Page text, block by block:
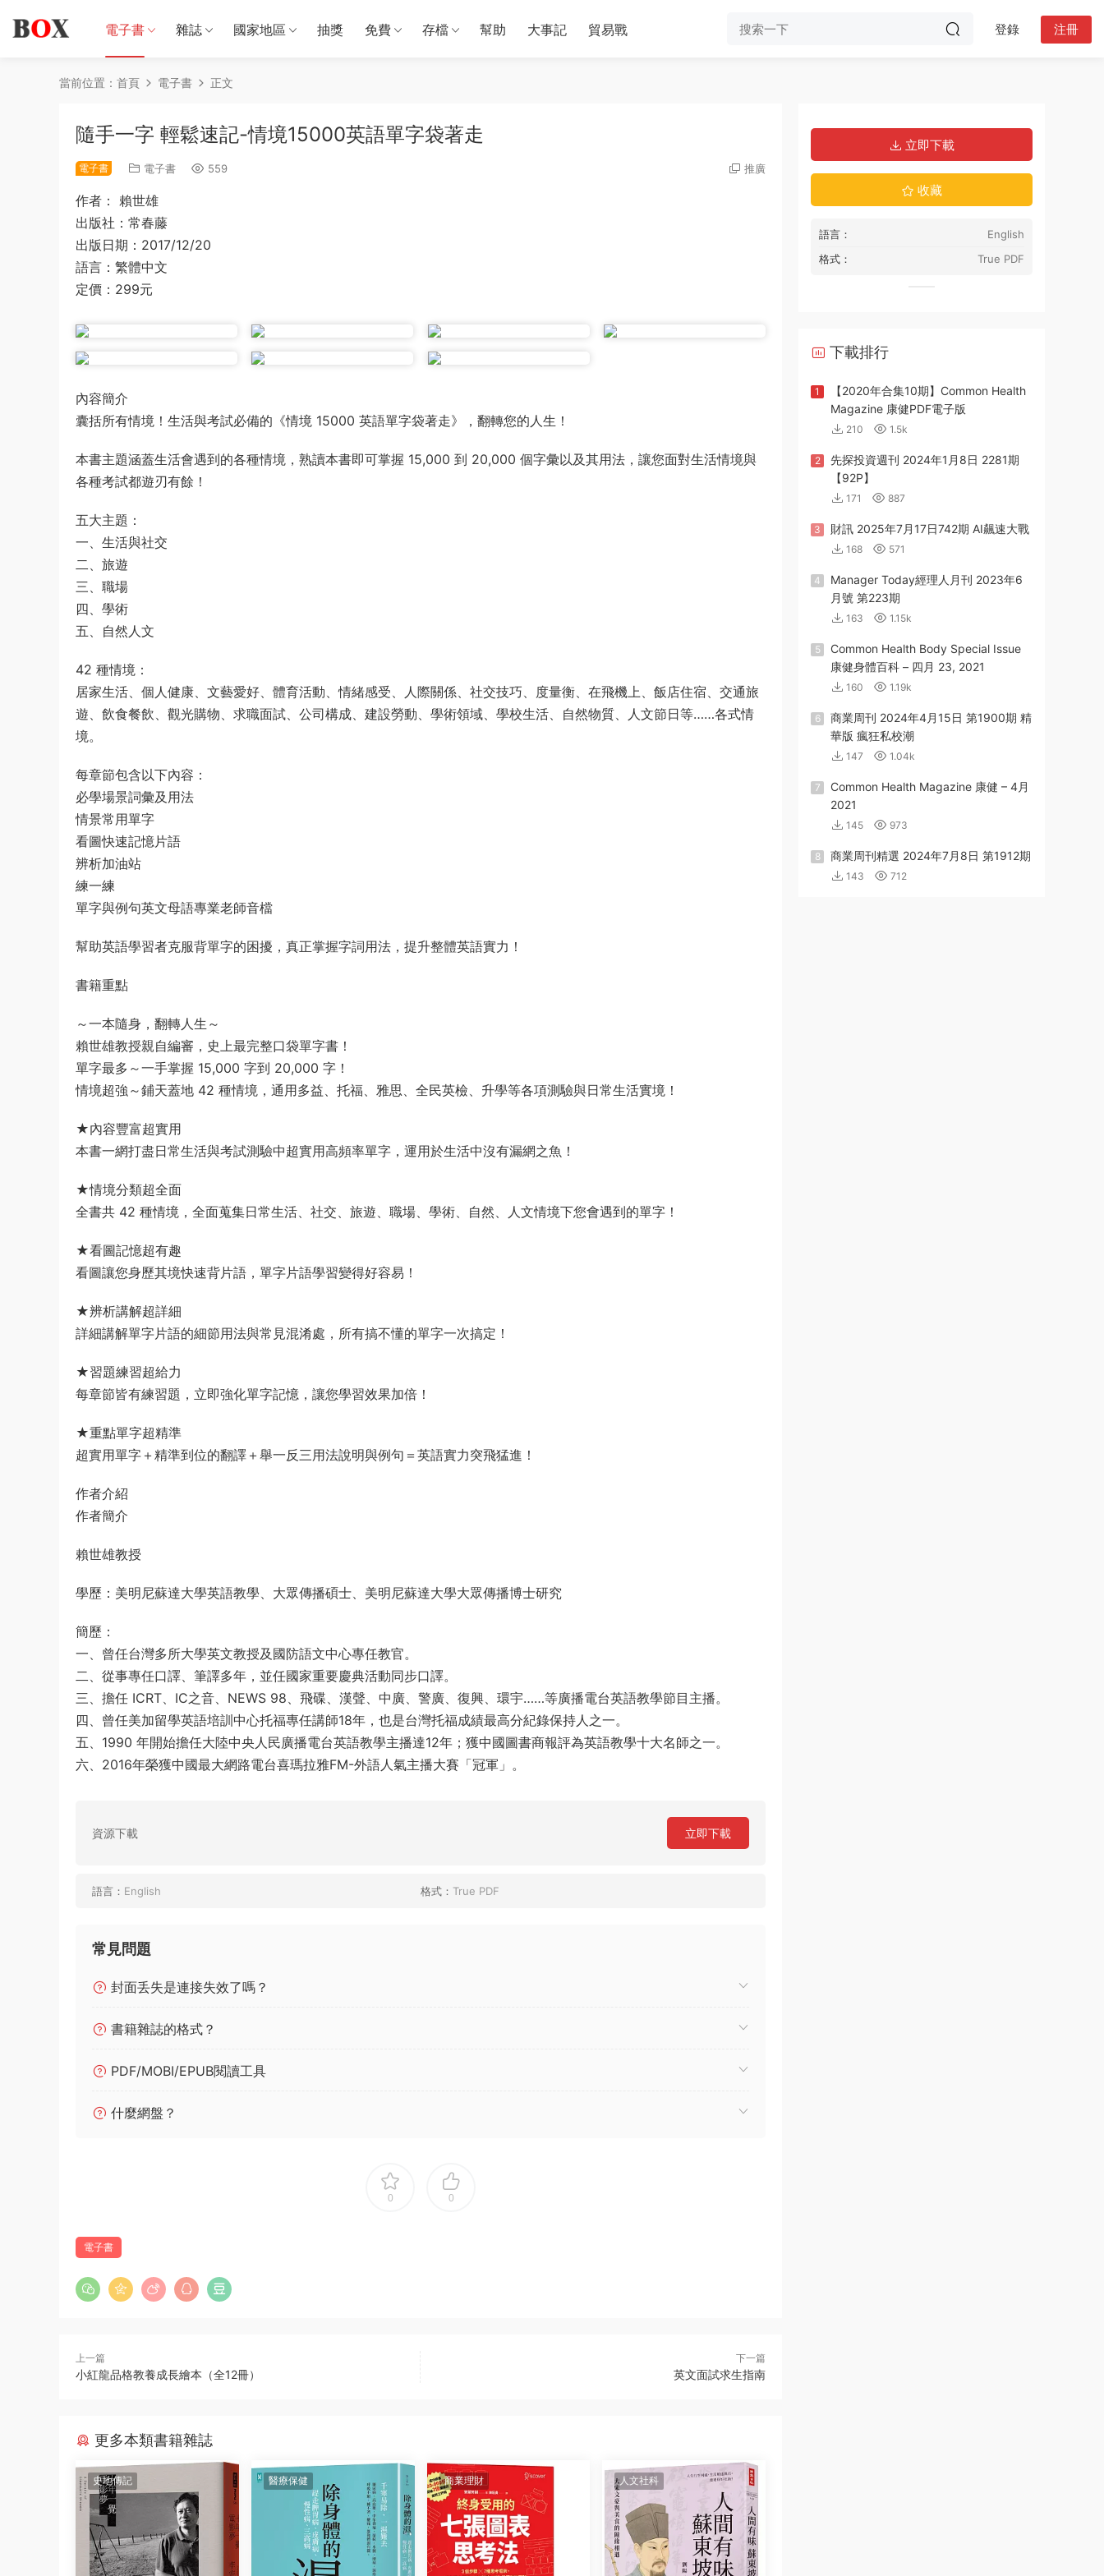
電子書 雜誌 國家地區 抽獎 免費 存檔 幫助 大事記 貿易戰 登錄 注冊
當前位置： 首頁 電子書 正文
隨手一字 輕鬆速記-情境15000英語單字袋著走
電子書 電子書 559 推廣
作者： 賴世雄
出版社：常春藤
出版日期：2017/12/20
語言：繁體中文
定價：299元
內容簡介
囊括所有情境！生活與考試必備的《情境 15000 英語單字袋著走》，翻轉您的人生！
本書主題涵蓋生活會遇到的各種情境，熟讀本書即可掌握 15,000 到 20,000 個字彙以及其用法，讓您面對生活情境與
各種考試都遊刃有餘！
五大主題：
一、生活與社交
二、旅遊
三、職場
四、學術
五、自然人文
42 種情境：
居家生活、個人健康、文藝愛好、體育活動、情緒感受、人際關係、社交技巧、度量衡、在飛機上、飯店住宿、交通旅
遊、飲食餐飲、觀光購物、求職面試、公司構成、建設勞動、學術領域、學校生活、自然物質、人文節日等……各式情
境。
每章節包含以下內容：
必學場景詞彙及用法
情景常用單字
看圖快速記憶片語
辨析加油站
練一練
單字與例句英文母語專業老師音檔
幫助英語學習者克服背單字的困擾，真正掌握字詞用法，提升整體英語實力！
書籍重點
～一本隨身，翻轉人生～
賴世雄教授親自編審，史上最完整口袋單字書！
單字最多～一手掌握 15,000 字到 20,000 字！
情境超強～鋪天蓋地 42 種情境，通用多益、托福、雅思、全民英檢、升學等各項測驗與日常生活實境！
★內容豐富超實用
本書一網打盡日常生活與考試測驗中超實用高頻率單字，運用於生活中沒有漏網之魚！
★情境分類超全面
全書共 42 種情境，全面蒐集日常生活、社交、旅遊、職場、學術、自然、人文情境下您會遇到的單字！
★看圖記憶超有趣
看圖讓您身歷其境快速背片語，單字片語學習變得好容易！
★辨析講解超詳細
詳細講解單字片語的細節用法與常見混淆處，所有搞不懂的單字一次搞定！
★習題練習超給力
每章節皆有練習題，立即強化單字記憶，讓您學習效果加倍！
★重點單字超精準
超實用單字＋精準到位的翻譯＋舉一反三用法說明與例句＝英語實力突飛猛進！
作者介紹
作者簡介
賴世雄教授
學歷：美明尼蘇達大學英語教學、大眾傳播碩士、美明尼蘇達大學大眾傳播博士研究
簡歷：
一、曾任台灣多所大學英文教授及國防語文中心專任教官。
二、從事專任口譯、筆譯多年，並任國家重要慶典活動同步口譯。
三、擔任 ICRT、IC之音、NEWS 98、飛碟、漢聲、中廣、警廣、復興、環宇……等廣播電台英語教學節目主播。
四、曾任美加留學英語培訓中心托福專任講師18年，也是台灣托福成績最高分紀錄保持人之一。
五、1990 年開始擔任大陸中央人民廣播電台英語教學主播達12年；獲中國圖書商報評為英語教學十大名師之一。
六、2016年榮獲中國最大網路電台喜瑪拉雅FM-外語人氣主播大賽「冠軍」。
資源下載 立即下載
語言： English 格式： True PDF
常見問題
封面丢失是連接失效了嗎？
書籍雜誌的格式？
PDF/MOBI/EPUB閱讀工具
什麼網盤？
0 0
電子書
上一篇
小紅龍品格教養成長繪本（全12冊）
下一篇
英文面試求生指南
更多本類書籍雜誌
史地傳記 醫療保健 商業理財 人文社科
立即下載
收藏
語言：
English
格式：
True PDF
下載排行
1
【2020年合集10期】Common Health
Magazine 康健PDF電子版
210 1.5k
2
先探投資週刊 2024年1月8日 2281期
【92P】
171 887
3 財訊 2025年7月17日742期 AI飆速大戰
168 571
4
Manager Today經理人月刊 2023年6
月號 第223期
163 1.15k
5
Common Health Body Special Issue
康健身體百科 – 四月 23, 2021
160 1.19k
6
商業周刊 2024年4月15日 第1900期 精
華版 瘋狂私校潮
147 1.04k
7
Common Health Magazine 康健 – 4月
2021
145 973
8 商業周刊精選 2024年7月8日 第1912期
143 712